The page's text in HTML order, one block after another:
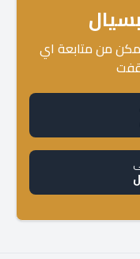
من متابعة اي